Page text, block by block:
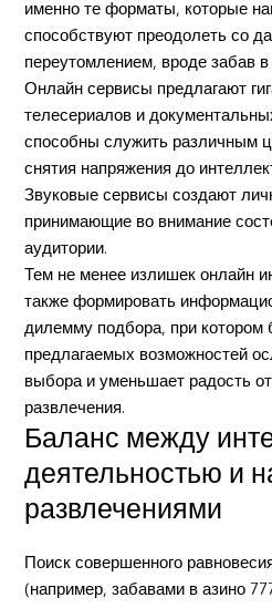
именно те форматы, которые
способствуют преодолеть со
переутомлением, вроде забав в
Онлайн сервисы предлагают
телесериалов и
способны служить различным
снятия напряжения до
Звуковые сервисы создают
принимающие во внимание
аудитории.
Тем не менее излишек онлайн
также формировать
дилемму подбора, при котором
предлагаемых возможностей
выбора и уменьшает радость
развлечения.
Баланс между
деятельностью и
развлечениями
Поиск совершенного
(например, забавами в азино